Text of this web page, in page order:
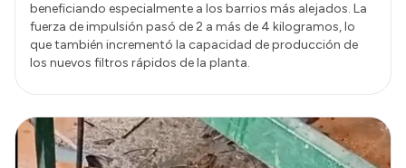
beneficiando especialmente a los barrios más alejados. La
fuerza de impulsión pasó de 2 a más de 4 kilogramos, lo
que también incrementó la capacidad de producción de
los nuevos filtros rápidos de la planta.